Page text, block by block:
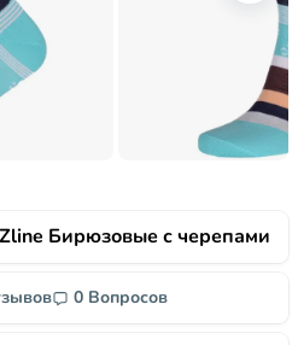
Бирюзовые с черепами
0 Вопросов